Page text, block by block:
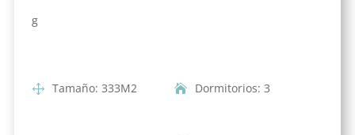
g
Tamaño: 333M2 Dormitorios: 3